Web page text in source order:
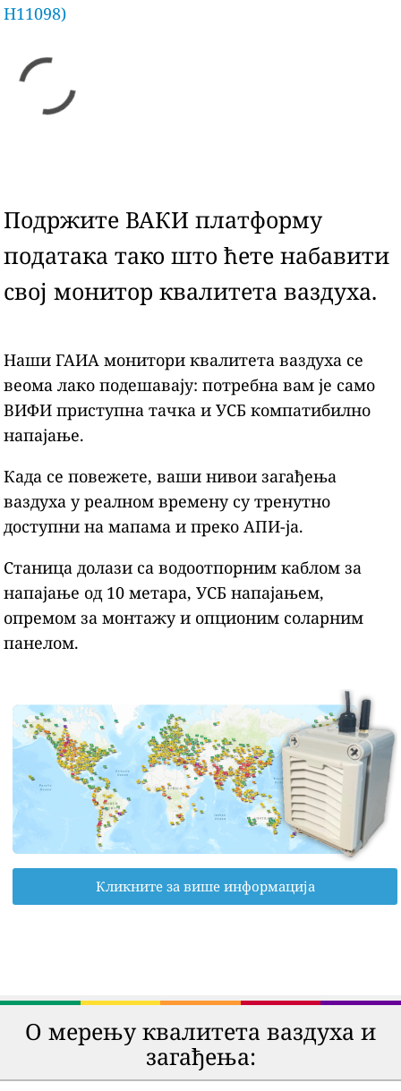
H11098)
Подржите ВАКИ платформу
података тако што ћете набавити
свој монитор квалитета ваздуха.
Наши ГАИА монитори квалитета ваздуха се
веома лако подешавају: потребна вам је само
ВИФИ приступна тачка и УСБ компатибилно
напајање.
Када се повежете, ваши нивои загађења
ваздуха у реалном времену су тренутно
доступни на мапама и преко АПИ-ја.
Станица долази са водоотпорним каблом за
напајање од 10 метара, УСБ напајањем,
опремом за монтажу и опционим соларним
панелом.
Кликните за више информација
О мерењу квалитета ваздуха и
загађења: